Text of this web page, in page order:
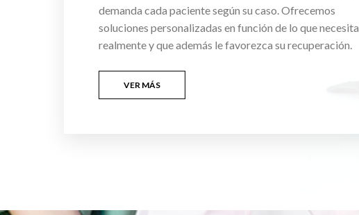
demanda cada paciente según su caso. Ofrecemos
soluciones personalizadas en función de lo que necesita
realmente y que además le favorezca su recuperación.
VER MÁS